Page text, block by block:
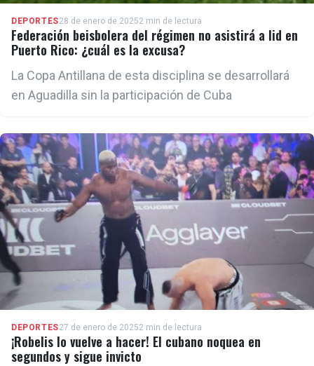
DEPORTES28 de enero de 20252 min de lectura
Federación beisbolera del régimen no asistirá a lid en
Puerto Rico: ¿cuál es la excusa?
La Copa Antillana de esta disciplina se desarrollará
en Aguadilla sin la participación de Cuba
DEPORTES27 de enero de 20252 min de lectura
¡Robelis lo vuelve a hacer! El cubano noquea en
segundos y sigue invicto